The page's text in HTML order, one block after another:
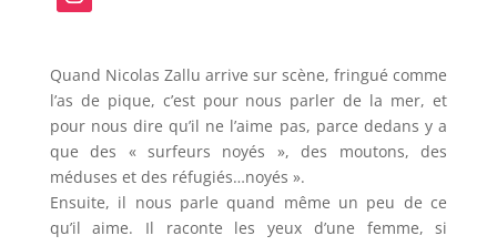
Quand Nicolas Zallu arrive sur scène, fringué comme
l’as de pique, c’est pour nous parler de la mer, et
pour nous dire qu’il ne l’aime pas, parce dedans y a
que des « surfeurs noyés », des moutons, des
méduses et des réfugiés…noyés ».
Ensuite, il nous parle quand même un peu de ce
qu’il aime. Il raconte les yeux d’une femme, si